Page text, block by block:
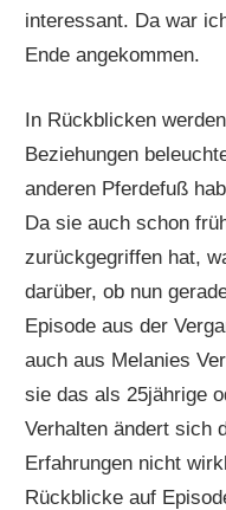
interessant. Da war
Ende angekommen.
In Rückblicken
Beziehungen
anderen Pferdefuß
Da sie auch schon
zurückgegriffen hat,
darüber, ob nun
Episode aus der
auch aus Melanies
sie das als 25jährige
Verhalten ändert sich
Erfahrungen nicht
Rückblicke auf